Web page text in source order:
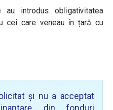
au introdus obligativitatea
cei care veneau în țară cu
și nu a acceptat
din fonduri